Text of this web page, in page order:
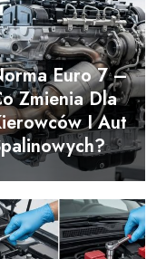
Euro 7 –
Zmienia Dla
I Aut